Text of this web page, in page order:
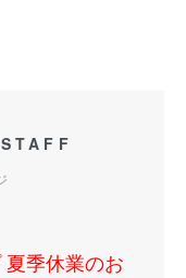
夏季休業のお